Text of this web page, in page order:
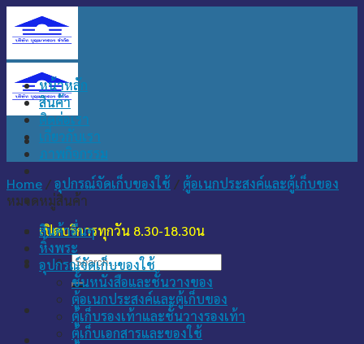
to
content
เปิดบริการทุกวัน 8.30-18.30น
Search
for:
หน้าหลัก
สินค้า
ติดต่อเรา
เกี่ยวกับเรา
ภาพกิจกรรม
Home /อุปกรณ์จัดเก็บของใช้ / ตู้อเนกประสงค์และตู้เก็บของ
หมวดหมู่สินค้า
สินค้าอื่นๆ
หิ้งพระ
อุปกรณ์จัดเก็บของใช้
ชั้นหนังสือและชั้นวางของ
ตู้อเนกประสงค์และตู้เก็บของ
ตู้เก็บรองเท้าและชั้นวางรองเท้า
ตู้เก็บเอกสารและของใช้